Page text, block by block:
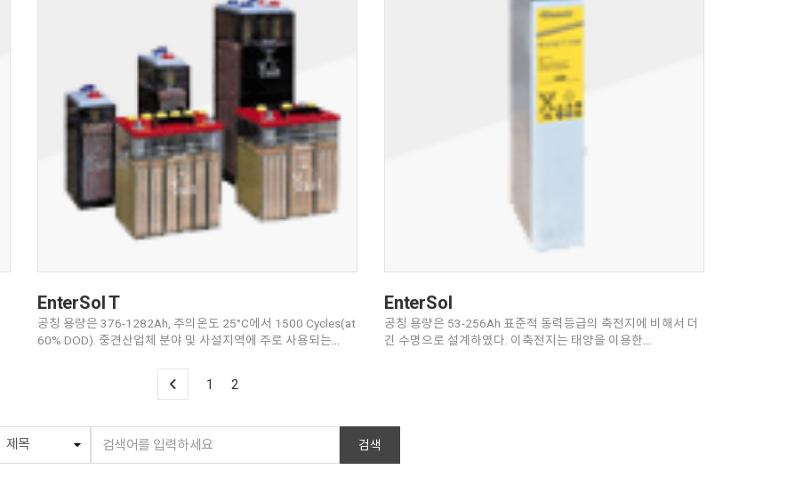
EnterSol T
공칭 용량은 376-1282Ah, 주의온도 25°C에서 1500 Cycles(at
60% DOD). 중견산업체 분야 및 사설지역에 주로 사용되는
EnterSol
공칭 용량은 53-256Ah 표준적 동력등급의 축전지에 비해서 더
긴 수명으로 설계하였다. 이축전지는 태양을 이용한
1 2
검색